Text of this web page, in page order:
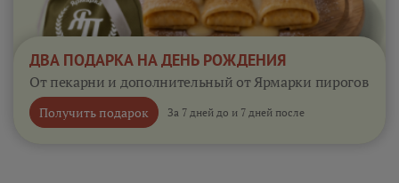
ДВА ПОДАРКА НА ДЕНЬ РОЖДЕНИЯ
От пекарни и дополнительный от Ярмарки пирогов
Получить подарок За 7 дней до и 7 дней после